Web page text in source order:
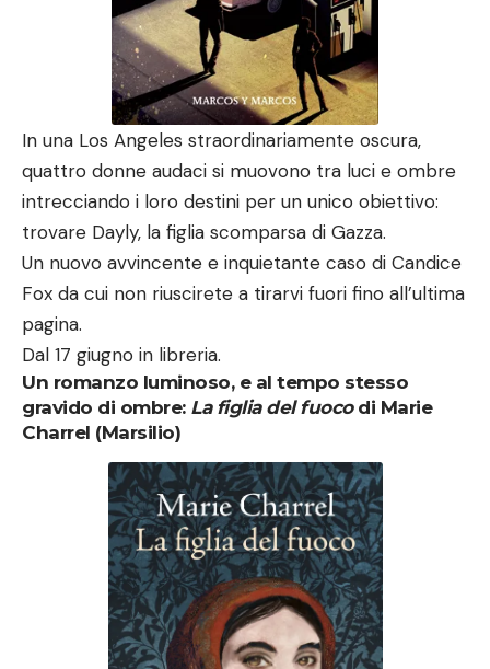
In una Los Angeles straordinariamente oscura,
quattro donne audaci si muovono tra luci e ombre
intrecciando i loro destini per un unico obiettivo:
trovare Dayly, la figlia scomparsa di Gazza.
Un nuovo avvincente e inquietante caso di Candice
Fox da cui non riuscirete a tirarvi fuori fino all’ultima
pagina.
Dal 17 giugno in libreria.
Un romanzo luminoso, e al tempo stesso
gravido di ombre: La figlia del fuoco di Marie
Charrel (Marsilio)